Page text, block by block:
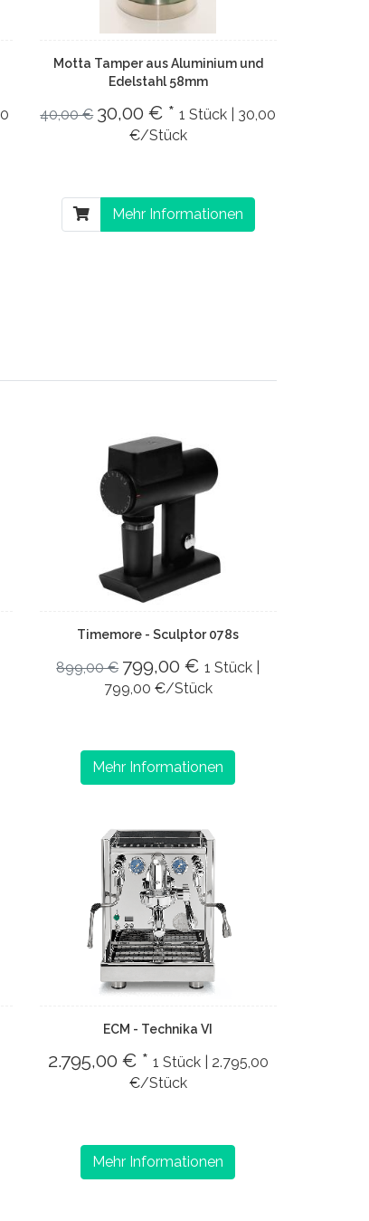
Motta Tamper aus Aluminium und
Edelstahl 58mm
40,00 € 30,00 € *1 Stück | 30,00
€/Stück
Mehr Informationen
Timemore - Sculptor 078s
899,00 € 799,00 €1 Stück |
799,00 €/Stück
Mehr Informationen
ECM - Technika VI
2.795,00 € * 1 Stück | 2.795,00
€/Stück
Mehr Informationen